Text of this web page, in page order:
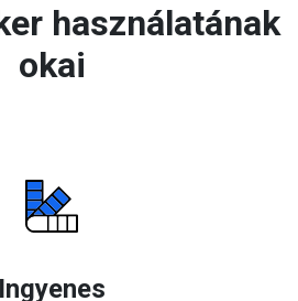
használatának
okai
Ingyenes